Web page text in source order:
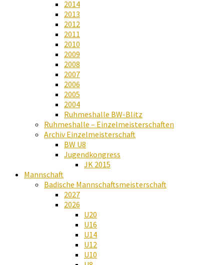
2014
2013
2012
2011
2010
2009
2008
2007
2006
2005
2004
Ruhmeshalle BW-Blitz
Ruhmeshalle – Einzelmeisterschaften
Archiv Einzelmeisterschaft
BW U8
Jugendkongress
JK 2015
Mannschaft
Badische Mannschaftsmeisterschaft
2027
2026
U20
U16
U14
U12
U10